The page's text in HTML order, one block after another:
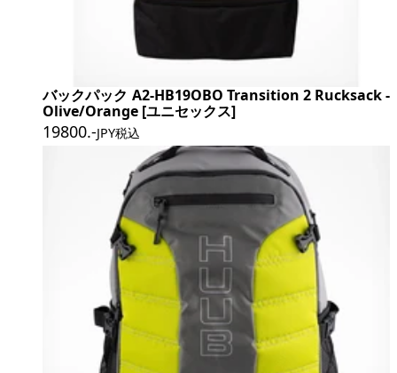
バックパック A2-HB19OBO Transition 2 Rucksack -
Olive/Orange [ユニセックス]
19800.-JPY税込